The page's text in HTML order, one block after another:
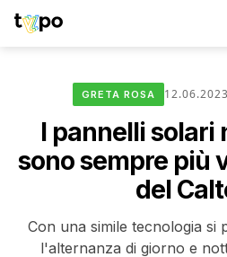
GRETA ROSA 12.06.2023
I pannelli solari
sono sempre più
del
Con una simile tecnologia si
l'alternanza di giorno e